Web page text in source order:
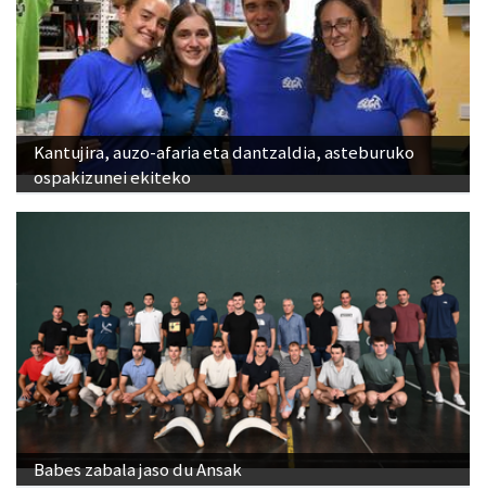
Kantujira, auzo-afaria eta dantzaldia, asteburuko
ospakizunei ekiteko
Babes zabala jaso du Ansak